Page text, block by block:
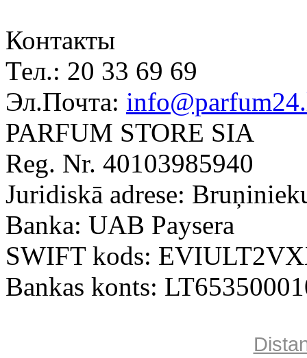
Контакты
Тел.: 20 33 69 69
Эл.Почта:
PARFUM STORE SIA
Reg. Nr. 40103985940
Juridiskā adrese:
Banka: UAB Paysera
SWIFT kods:
Bankas konts: